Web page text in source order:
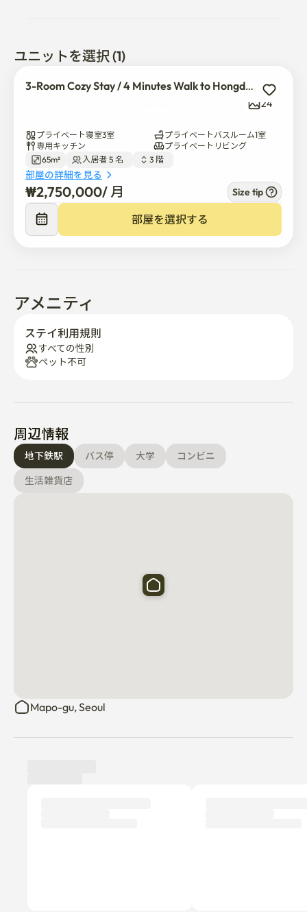
別荘の住民の許可を得て運営する宿泊施設ですので、大
きな騒音やパーティーはご遠慮いただきますようお願い
ユニットを選択 (1)
3-Room Cozy Stay / 4 Minutes Walk to Hongdae Station
24
プライベート寝室3室
プライベートバスルーム1室
専用キッチン
プライベートリビング
65m²
入居者 5 名 3 階
部屋の詳細を見る
₩2,750,000/ 月 Size tip
部屋を選択する
アメニティ
ステイ利用規則
すべての性別
ペット不可
周辺情報
地下鉄駅 バス停 大学
コンビニ
生活雑貨店
Mapo-gu, Seoul